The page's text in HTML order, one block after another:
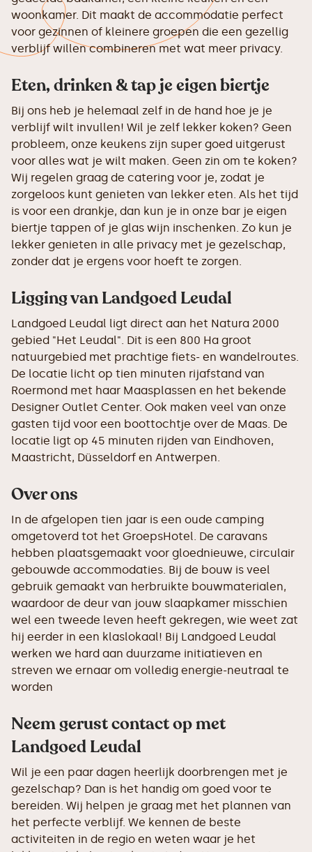
woonkamer. Dit maakt de accommodatie perfect
voor gezinnen of kleinere groepen die een gezellig
verblijf willen combineren met wat meer privacy.
Eten, drinken & tap je eigen biertje
Bij ons heb je helemaal zelf in de hand hoe je je
verblijf wilt invullen! Wil je zelf lekker koken? Geen
probleem, onze keukens zijn super goed uitgerust
voor alles wat je wilt maken. Geen zin om te koken?
Wij regelen graag de catering voor je, zodat je
zorgeloos kunt genieten van lekker eten. Als het tijd
is voor een drankje, dan kun je in onze bar je eigen
biertje tappen of je glas wijn inschenken. Zo kun je
lekker genieten in alle privacy met je gezelschap,
zonder dat je ergens voor hoeft te zorgen.
Ligging van Landgoed Leudal
Landgoed Leudal ligt direct aan het Natura 2000
gebied "Het Leudal". Dit is een 800 Ha groot
natuurgebied met prachtige fiets- en wandelroutes.
De locatie licht op tien minuten rijafstand van
Roermond met haar Maasplassen en het bekende
Designer Outlet Center. Ook maken veel van onze
gasten tijd voor een boottochtje over de Maas. De
locatie ligt op 45 minuten rijden van Eindhoven,
Maastricht, Düsseldorf en Antwerpen.
Over ons
In de afgelopen tien jaar is een oude camping
omgetoverd tot het GroepsHotel. De caravans
hebben plaatsgemaakt voor gloednieuwe, circulair
gebouwde accommodaties. Bij de bouw is veel
gebruik gemaakt van herbruikte bouwmaterialen,
waardoor de deur van jouw slaapkamer misschien
wel een tweede leven heeft gekregen, wie weet zat
hij eerder in een klaslokaal! Bij Landgoed Leudal
werken we hard aan duurzame initiatieven en
streven we ernaar om volledig energie-neutraal te
worden
Neem gerust contact op met
Landgoed Leudal
Wil je een paar dagen heerlijk doorbrengen met je
gezelschap? Dan is het handig om goed voor te
bereiden. Wij helpen je graag met het plannen van
het perfecte verblijf. We kennen de beste
activiteiten in de regio en weten waar je het